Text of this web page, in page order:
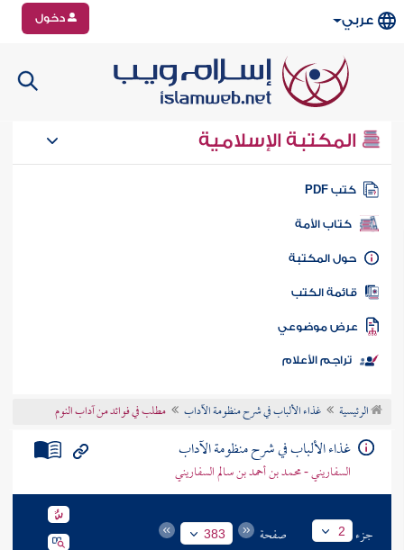
عربي دخول
المكتبة الإسلامية
كتب PDF
كتاب الأمة
المكتبة
الكتب
موضوعي
تراجم الأعلام
الرئيسية غذاء الألباب في شرح منظومة الآداب مطلب في فوائد من آداب النوم
غذاء الألباب في شرح منظومة الآداب
السفاريني - محمد بن أحمد بن سالم السفاريني
جزء 2 صفحة 383